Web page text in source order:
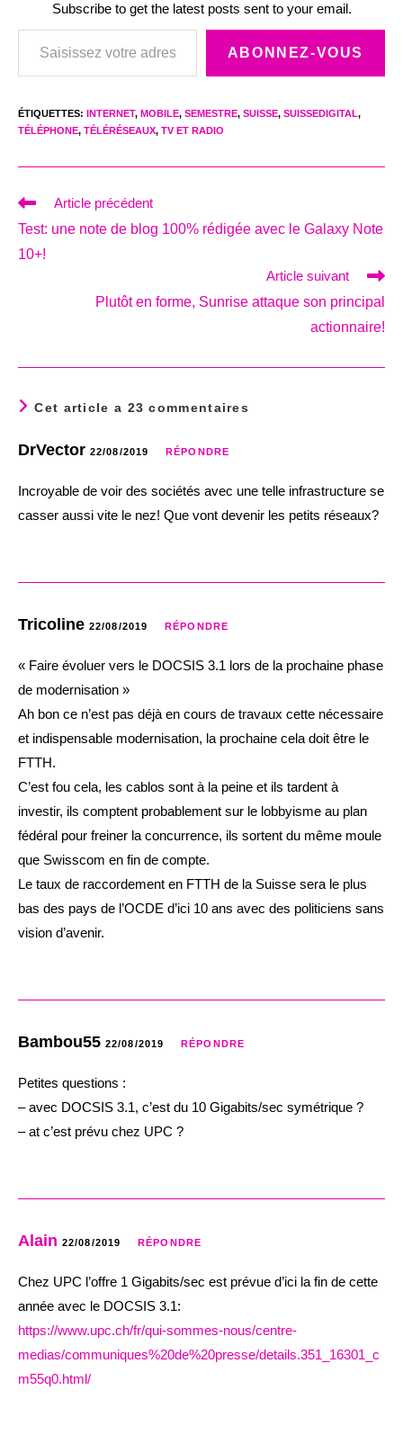
Subscribe to get the latest posts sent to your email.
Saisissez votre adresse e-mail…
ABONNEZ-VOUS
ÉTIQUETTES: INTERNET, MOBILE, SEMESTRE, SUISSE, SUISSEDIGITAL,
TÉLÉPHONE, TÉLÉRÉSEAUX, TV ET RADIO
Read
articles
Article précédent
Test: une note de blog 100% rédigée avec le Galaxy Note
10+!
Article suivant
Plutôt en forme, Sunrise attaque son principal
actionnaire!
Cet article a 23 commentaires
DrVector 22/08/2019 RÉPONDRE
Incroyable de voir des sociétés avec une telle infrastructure se
casser aussi vite le nez! Que vont devenir les petits réseaux?
Tricoline 22/08/2019 RÉPONDRE
« Faire évoluer vers le DOCSIS 3.1 lors de la prochaine phase
de modernisation »
Ah bon ce n’est pas déjà en cours de travaux cette nécessaire
et indispensable modernisation, la prochaine cela doit être le
FTTH.
C’est fou cela, les cablos sont à la peine et ils tardent à
investir, ils comptent probablement sur le lobbyisme au plan
fédéral pour freiner la concurrence, ils sortent du même moule
que Swisscom en fin de compte.
Le taux de raccordement en FTTH de la Suisse sera le plus
bas des pays de l’OCDE d’ici 10 ans avec des politiciens sans
vision d’avenir.
Bambou55 22/08/2019 RÉPONDRE
Petites questions :
– avec DOCSIS 3.1, c’est du 10 Gigabits/sec symétrique ?
– at c’est prévu chez UPC ?
Alain 22/08/2019 RÉPONDRE
Chez UPC l’offre 1 Gigabits/sec est prévue d’ici la fin de cette
année avec le DOCSIS 3.1:
https://www.upc.ch/fr/qui-sommes-nous/centre-
medias/communiques%20de%20presse/details.351_16301_c
m55q0.html/